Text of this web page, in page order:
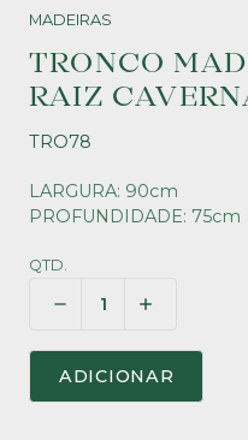
MADEIRAS
TRONCO
RAIZ
TRO78
LARGURA: 90cm
PROFUNDIDADE: 75cm
QTD.
ADICIONAR